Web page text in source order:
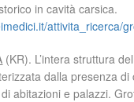
in cavità carsica.
attivita_ricerca/
(KR). L’intera struttura
dalla presenza di
abitazioni e palazzi.